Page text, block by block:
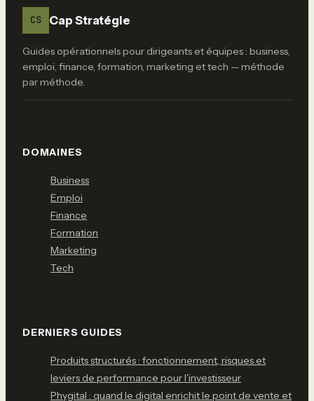
CS Cap Stratégie
Guides opérationnels pour dirigeants et équipes : business,
emploi, finance, formation, marketing et tech — méthode
par méthode.
DOMAINES
Business
Emploi
Finance
Formation
Marketing
Tech
DERNIERS GUIDES
Produits structurés : fonctionnement, risques et
leviers de performance pour l'investisseur
Phygital : quand le digital enrichit le point de vente et